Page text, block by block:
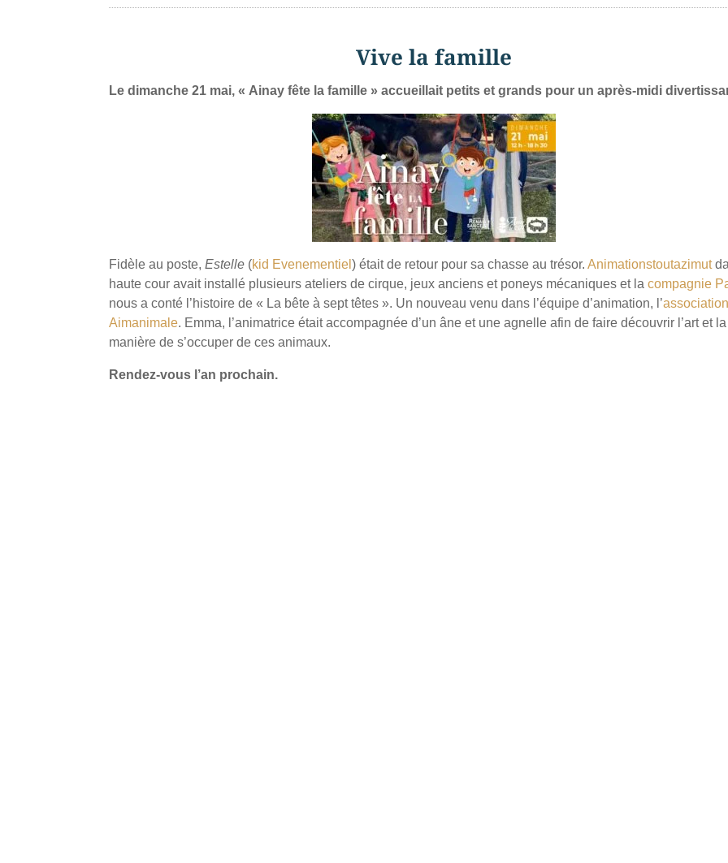
Vive la famille
Le dimanche 21 mai, « Ainay fête la famille » accueillait petits et grands pour un après-midi
Fidèle au poste,Estelle (kid Evenementiel) était de retour pour sa chasse au trésor.Animationstoutazimut
haute cour avait installé plusieurs ateliers de cirque, jeux anciens et poneys mécaniques et lacompagnie
nous a conté l’histoire de « La bête à sept têtes ». Un nouveau venu dans l’équipe d’animation, l’association
Aimanimale. Emma, l’animatrice était accompagnée d’un âne et une agnelle afin de faire découvrir l’art et la
manière de s’occuper de ces animaux.
Rendez-vous l’an prochain.